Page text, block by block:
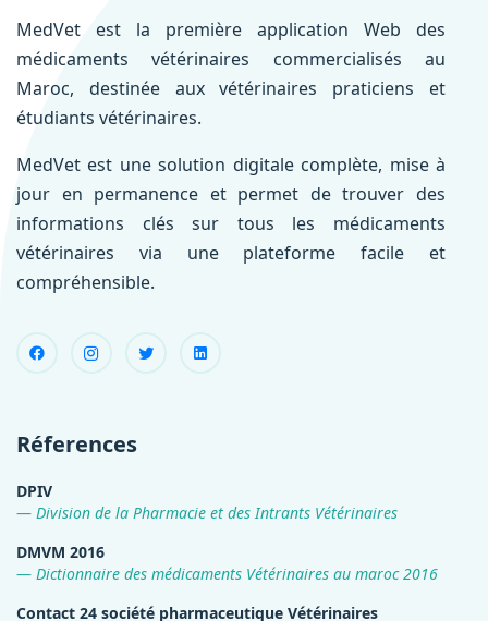
MedVet est la première application Web des
médicaments vétérinaires commercialisés au
Maroc, destinée aux vétérinaires praticiens et
étudiants vétérinaires.
MedVet est une solution digitale complète, mise à
jour en permanence et permet de trouver des
informations clés sur tous les médicaments
vétérinaires via une plateforme facile et
compréhensible.
Réferences
DPIV
Division de la Pharmacie et des Intrants Vétérinaires
DMVM 2016
Dictionnaire des médicaments Vétérinaires au maroc 2016
Contact 24 société pharmaceutique Vétérinaires